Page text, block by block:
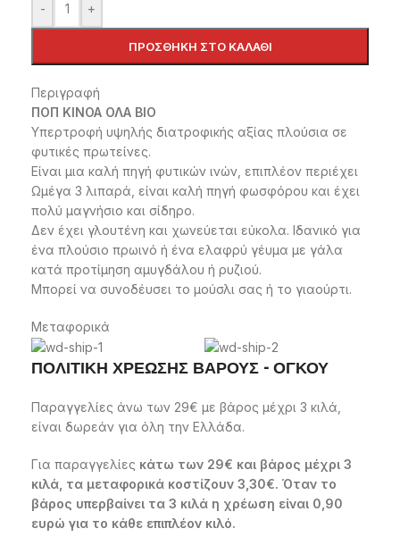
- +
ΠΡΟΣΘΉΚΗ ΣΤΟ ΚΑΛΆΘΙ
Περιγραφή
ΠΟΠ ΚΙΝΟΑ ΟΛΑ ΒΙΟ
Υπερτροφή υψηλής διατροφικής αξίας πλούσια σε
φυτικές πρωτείνες.
Είναι μια καλή πηγή φυτικών ινών, επιπλέον περιέχει
Ωμέγα 3 λιπαρά, είναι καλή πηγή φωσφόρου και έχει
πολύ μαγνήσιο και σίδηρο.
Δεν έχει γλουτένη και χωνεύεται εύκολα. Ιδανικό για
ένα πλούσιο πρωινό ή ένα ελαφρύ γέυμα με γάλα
κατά προτίμηση αμυγδάλου ή ρυζιού.
Μπορεί να συνοδέυσει το μούσλι σας ή το γιαούρτι.
Μεταφορικά
ΠΟΛΙΤΙΚΗ ΧΡΕΩΣΗΣ ΒΑΡΟΥΣ - ΟΓΚΟΥ
Παραγγελίες άνω των 29€ με βάρος μέχρι 3 κιλά,
είναι δωρεάν για όλη την Ελλάδα.
Για παραγγελίες κάτω των 29€ και βάρος μέχρι 3
κιλά, τα μεταφορικά κοστίζουν 3,30€. Όταν το
βάρος υπερβαίνει τα 3 κιλά η χρέωση είναι 0,90
ευρώ για το κάθε επιπλέον κιλό.